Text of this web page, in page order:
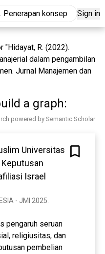
Sign in
R. (2022).
dalam pengambilan
Jurnal Manajemen dan
a graph:
powered by Semantic Scholar
Universitas
Israel
- JMI 2025.
pengaruh seruan
religiusitas, dan
pembelian